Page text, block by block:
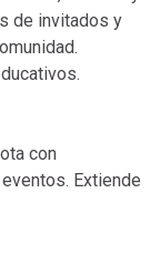
de invitados y
con
Extiende